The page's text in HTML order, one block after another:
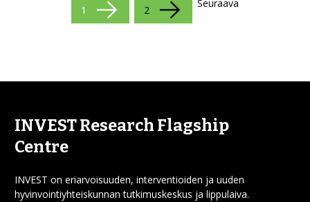
1 2 Seuraava
INVEST Research Flagship
Centre
INVEST on eriarvoisuuden, interventioiden ja uuden
hyvinvointiyhteiskunnan tutkimuskeskus ja lippulaiva.